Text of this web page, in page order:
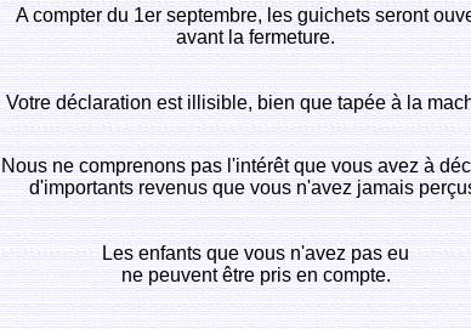
A compter du 1er septembre, les guichets seront
avant la fermeture.
Votre déclaration est illisible, bien que tapée à la
Nous ne comprenons pas l'intérêt que vous avez à
d'importants revenus que vous n'avez jamais
Les enfants que vous n'avez pas eu
ne peuvent être pris en compte.